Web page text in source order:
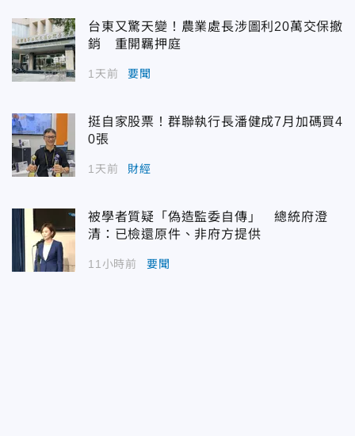
台東又驚天變！農業處長涉圖利20萬交保撤
銷 重開羈押庭
1天前 要聞
挺自家股票！群聯執行長潘健成7月加碼買4
0張
1天前 財經
被學者質疑「偽造監委自傳」 總統府澄
清：已檢還原件、非府方提供
11小時前 要聞